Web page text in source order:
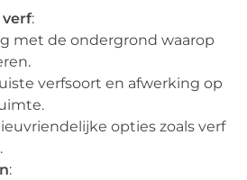
verf:
met de ondergrond waarop
verfsoort en afwerking op
opties zoals verf
: